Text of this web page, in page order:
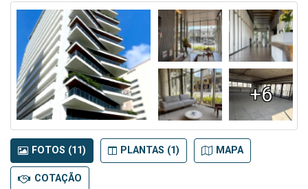
+6
FOTOS (11) PLANTAS (1) MAPA
COTAÇÃO